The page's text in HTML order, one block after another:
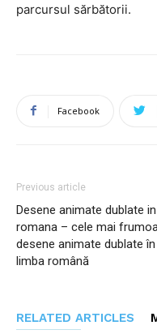
parcursul sărbătorii.
Facebook
Previous article
Desene animate dublate in
romana – cele mai
desene animate dublate în
limba română
RELATED ARTICLES